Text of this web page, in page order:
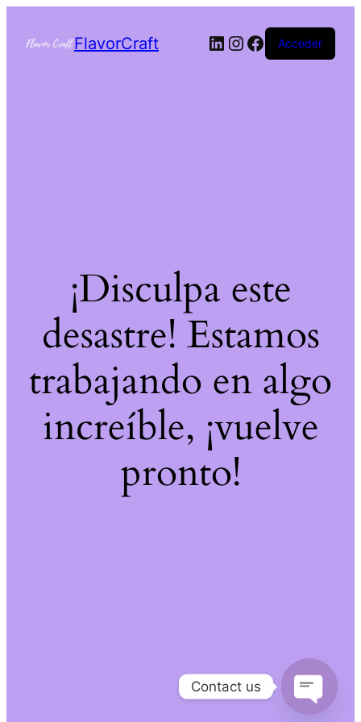
FlavorCraft Acceder
¡Disculpa este
desastre! Estamos
trabajando en algo
increíble, ¡vuelve
pronto!
Contact us